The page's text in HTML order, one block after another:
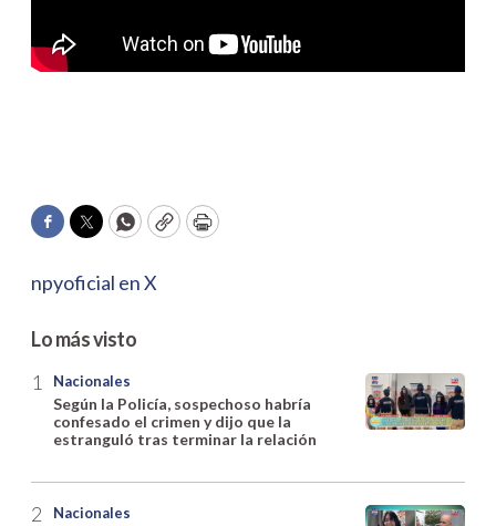
Facebook
TwitterWhatsApp
CopyPrint
npyoficial en X
Lo más visto
Nacionales
Según la Policía, sospechoso habría
confesado el crimen y dijo que la
estranguló tras terminar la relación
Nacionales